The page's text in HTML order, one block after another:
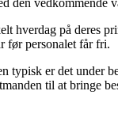
hverdag på deres
før personalet får fri.
typisk er det under
til at bringe